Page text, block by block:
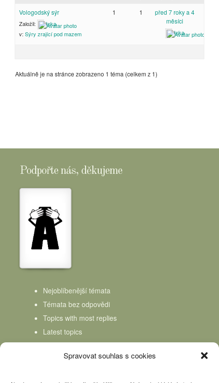
Spravovat souhlas s cookies
Vologodský sýr
Založil:
Inka
v: Sýry zrající pod mazem
1 1
před 7 roky a 4
měsíci
Inka
Aktuálně je na stránce zobrazeno 1 téma (celkem z 1)
Podpořte nás, děkujeme
Nejoblíbenější témata
Témata bez odpovědi
Topics with most replies
Latest topics
Topics Freshness